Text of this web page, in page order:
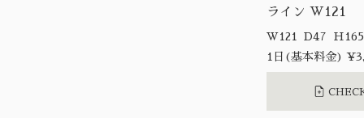
ライン W121
W121 D47 H165
1日(基本料金)